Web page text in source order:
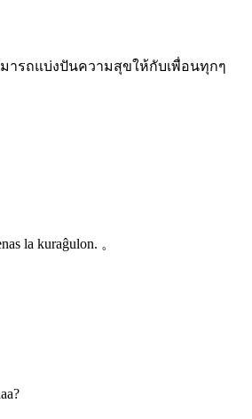
ารถแบ่งปันความสุขให้กับเพื่อนทุกๆ
la kuraĝulon. 。